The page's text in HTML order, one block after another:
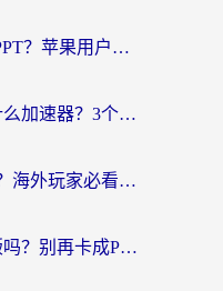
海外玩使命召唤OL卡成PPT？苹果用户必看：使命召唤OL国外加速器下载苹果版指南
欧洲打漫威超级战争用什么加速器？3个海外游戏卡顿问题一次解决（附实测推荐）
美国冒险岛2加速总掉线？海外玩家必看的国服游戏加速器选择指南
国外能玩实况足球国内版吗？别再卡成PPT！海外党国服游戏加速全攻略